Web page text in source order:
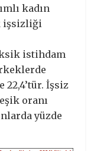
kadın
işsizliği
istihdam
22,4’tür. İşsiz
oranı
yüzde